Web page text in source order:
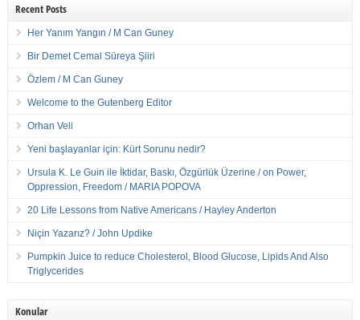
Recent Posts
Her Yanım Yangın / M Can Guney
Bir Demet Cemal Süreya Şiiri
Özlem / M Can Guney
Welcome to the Gutenberg Editor
Orhan Veli
Yeni başlayanlar için: Kürt Sorunu nedir?
Ursula K. Le Guin ile İktidar, Baskı, Özgürlük Üzerine / on Power,
Oppression, Freedom / MARIA POPOVA
20 Life Lessons from Native Americans / Hayley Anderton
Niçin Yazarız? / John Updike
Pumpkin Juice to reduce Cholesterol, Blood Glucose, Lipids And Also
Triglycerides
Konular